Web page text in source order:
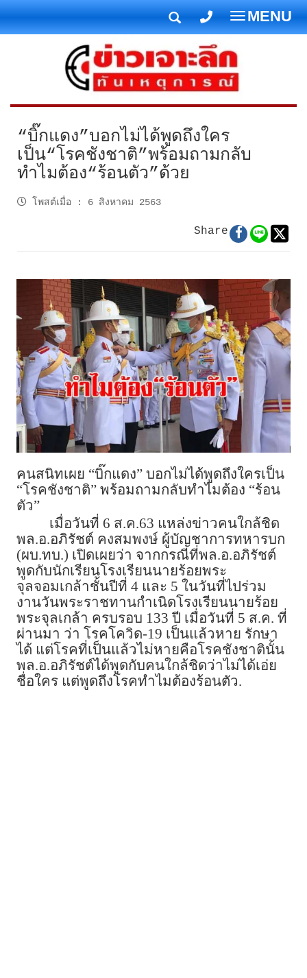
T
o
g
g
l
e
a
v
t
n
MENU
“บิ๊กแดง”บอกไม่ได้พูดถึงใคร
เป็น“โรคชังชาติ”พร้อมถามกลับ
ทำไมต้อง“ร้อนตัว”ด้วย
โพสต์เมื่อ : 6 สิงหาคม 2563
Share
คนสนิทเผย “บิ๊กแดง” บอกไม่ได้พูดถึงใครเป็น
“โรคชังชาติ” พร้อมถามกลับทำไมต้อง “ร้อน
ตัว”
เมื่อวันที่ 6 ส.ค.63 แหล่งข่าวคนใกล้ชิด
พล.อ.อภิรัชต์ คงสมพงษ์ ผู้บัญชาการทหารบก
(ผบ.ทบ.) เปิดเผยว่า จากกรณีที่พล.อ.อภิรัชต์
พูดกับนักเรียนโรงเรียนนายร้อยพระ
จุลจอมเกล้าชั้นปีที่ 4 และ 5 ในวันที่ไปร่วม
งานวันพระราชทานกำเนิดโรงเรียนนายร้อย
พระจุลเกล้า ครบรอบ 133 ปี เมื่อวันที่ 5 ส.ค. ที่
ผ่านมา ว่า โรคโควิด-19 เป็นแล้วหาย รักษา
ได้ แต่โรคที่เป็นแล้วไม่หายคือโรคชังชาตินั้น
พล.อ.อภิรัชต์ได้พูดกับคนใกล้ชิดว่าไม่ได้เอ่ย
ชื่อใคร แต่พูดถึงโรคทำไมต้องร้อนตัว.